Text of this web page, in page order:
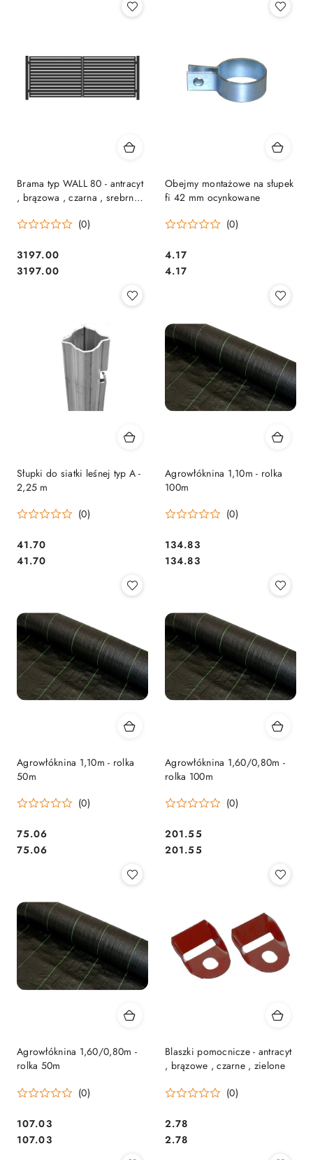
Brama typ WALL 80 - antracyt
, brązowa , czarna , srebrna ,
(0)
Cena:
3197.00
Cena:
3197.00
Obejmy montażowe na słupek
fi 42 mm ocynkowane
(0)
Cena:
4.17
Cena:
4.17
Słupki do siatki leśnej typ A -
2,25 m
(0)
Cena:
41.70
Cena:
41.70
Agrowłóknina 1,10m - rolka
100m
(0)
Cena:
134.83
Cena:
134.83
Agrowłóknina 1,10m - rolka
50m
(0)
Cena:
75.06
Cena:
75.06
Agrowłóknina 1,60/0,80m -
rolka 100m
(0)
Cena:
201.55
Cena:
201.55
Agrowłóknina 1,60/0,80m -
rolka 50m
(0)
Cena:
107.03
Cena:
107.03
Blaszki pomocnicze - antracyt
, brązowe , czarne , zielone
(0)
Cena:
2.78
Cena:
2.78